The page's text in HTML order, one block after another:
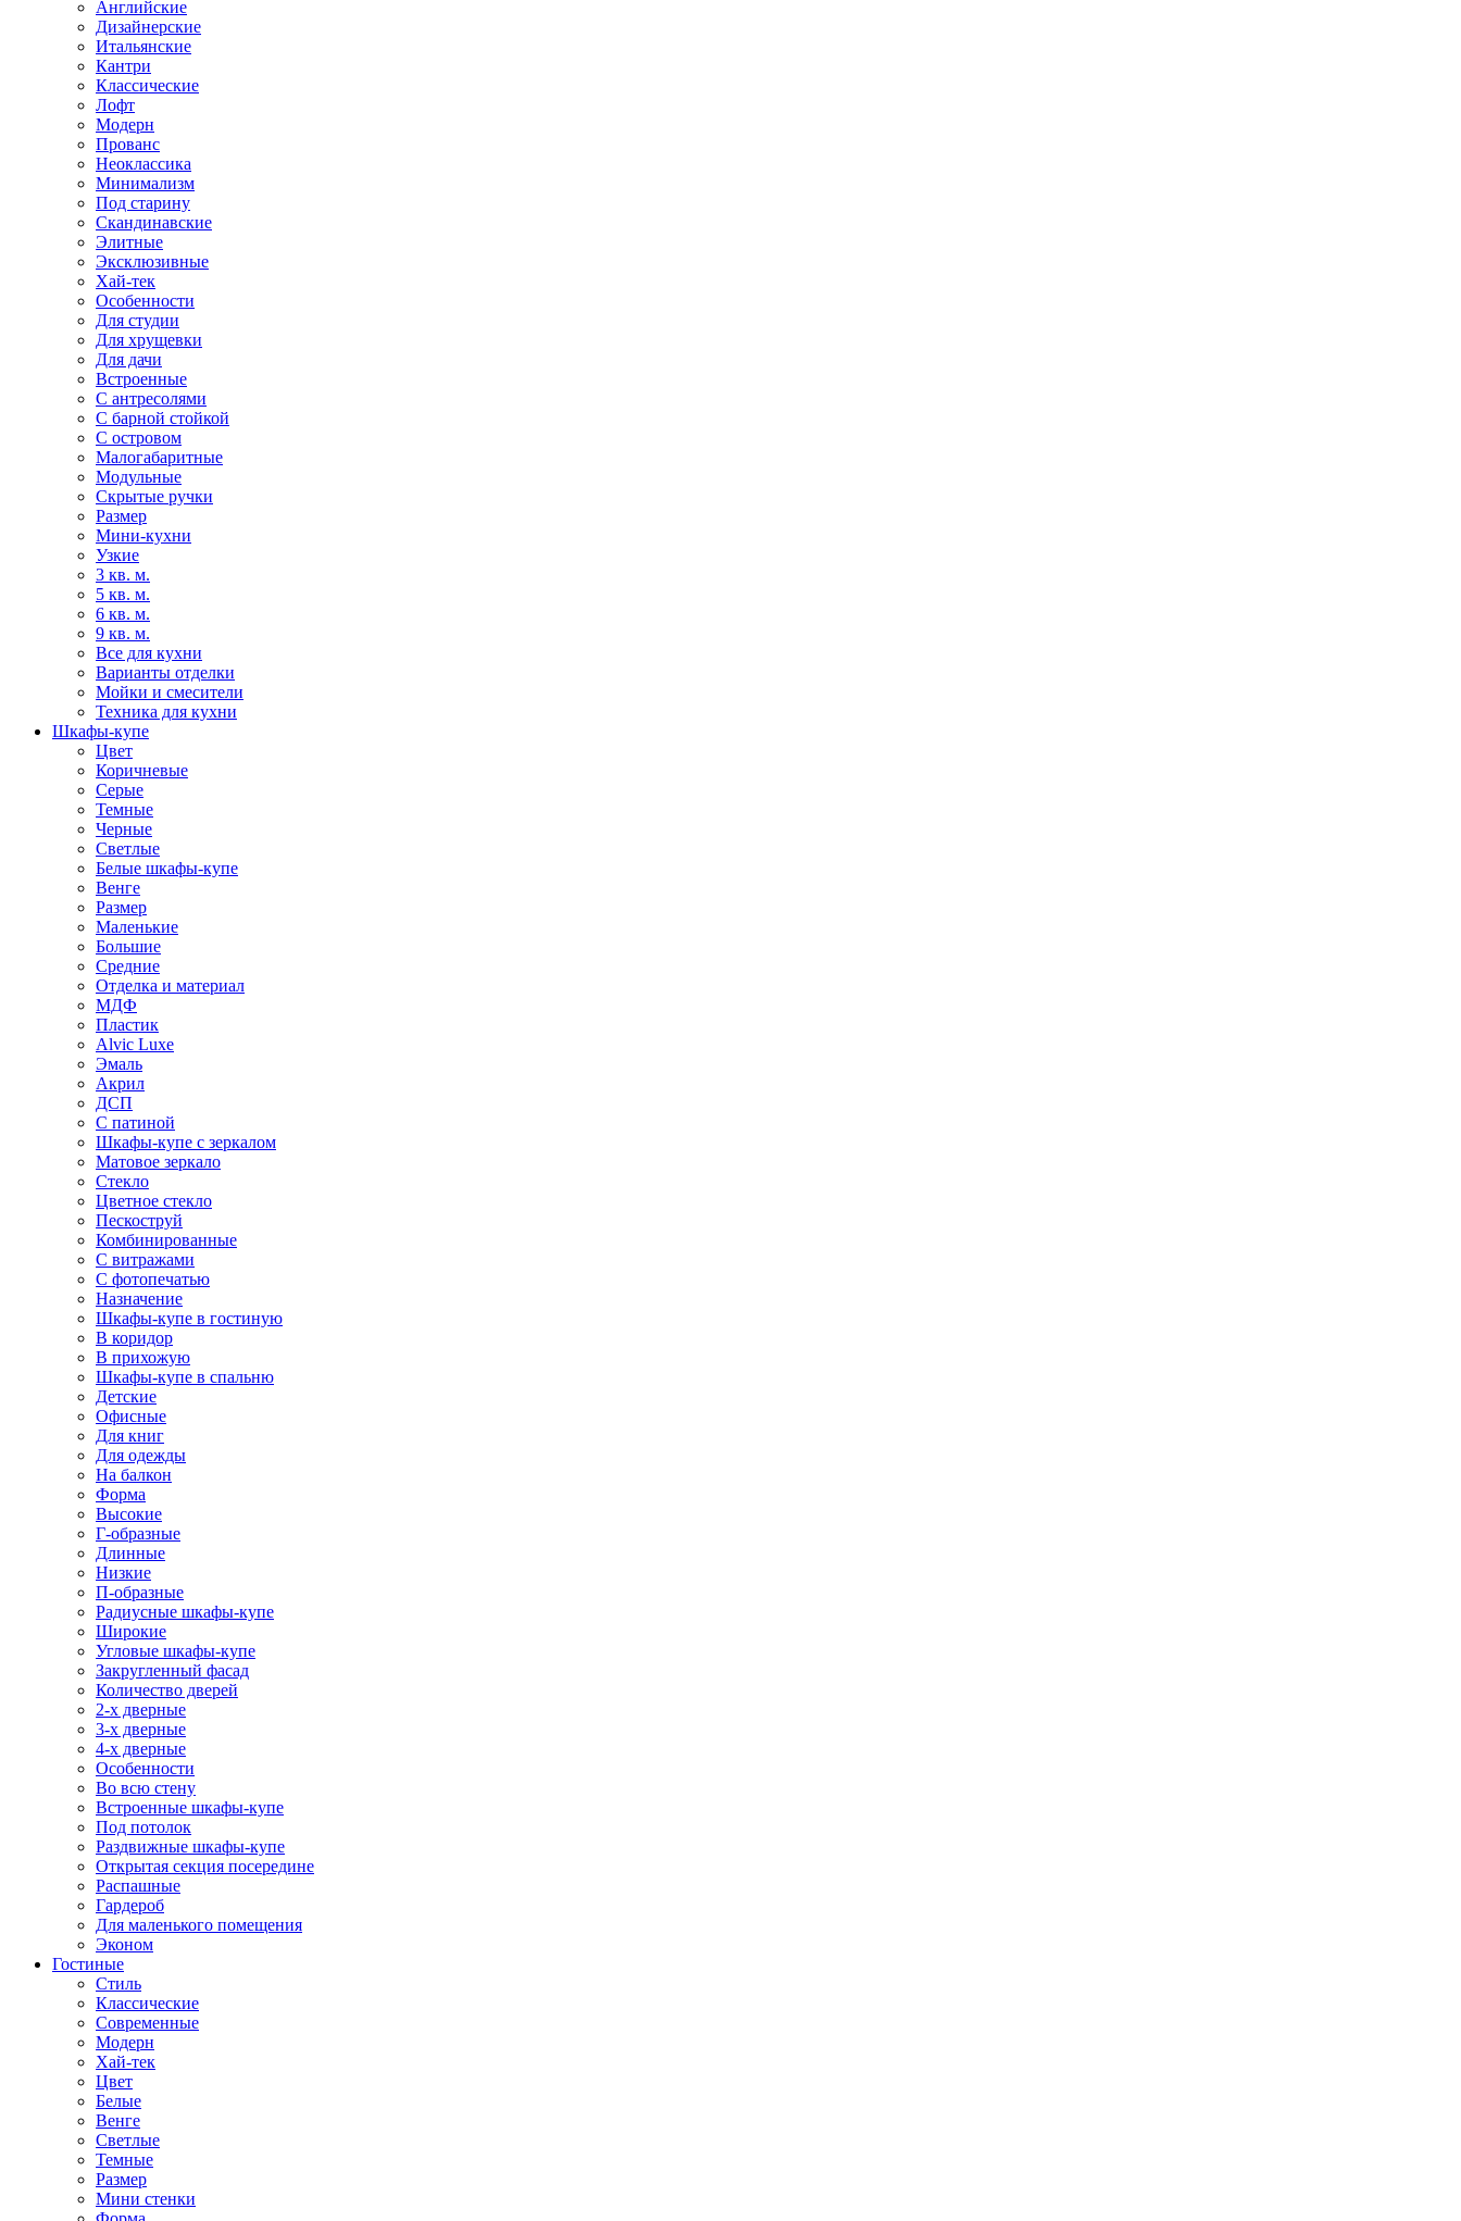
Английские
Дизайнерские
Итальянские
Кантри
Классические
Лофт
Модерн
Прованс
Неоклассика
Минимализм
Под старину
Скандинавские
Элитные
Эксклюзивные
Хай-тек
Особенности
Для студии
Для хрущевки
Для дачи
Встроенные
С антресолями
С барной стойкой
С островом
Малогабаритные
Модульные
Скрытые ручки
Размер
Мини-кухни
Узкие
3 кв. м.
5 кв. м.
6 кв. м.
9 кв. м.
Все для кухни
Варианты отделки
Мойки и смесители
Техника для кухни
Шкафы-купе
Цвет
Коричневые
Серые
Темные
Черные
Светлые
Белые шкафы-купе
Венге
Размер
Маленькие
Большие
Средние
Отделка и материал
МДФ
Пластик
Alvic Luxe
Эмаль
Акрил
ДСП
С патиной
Шкафы-купе с зеркалом
Матовое зеркало
Стекло
Цветное стекло
Пескоструй
Комбинированные
С витражами
С фотопечатью
Назначение
Шкафы-купе в гостиную
В коридор
В прихожую
Шкафы-купе в спальню
Детские
Офисные
Для книг
Для одежды
На балкон
Форма
Высокие
Г-образные
Длинные
Низкие
П-образные
Радиусные шкафы-купе
Широкие
Угловые шкафы-купе
Закругленный фасад
Количество дверей
2-х дверные
3-х дверные
4-х дверные
Особенности
Во всю стену
Встроенные шкафы-купе
Под потолок
Раздвижные шкафы-купе
Открытая секция посередине
Распашные
Гардероб
Для маленького помещения
Эконом
Гостиные
Стиль
Классические
Современные
Модерн
Хай-тек
Цвет
Белые
Венге
Светлые
Темные
Размер
Мини стенки